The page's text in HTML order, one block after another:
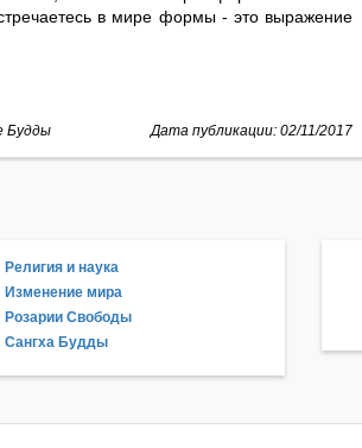
в мире формы - это выражение
Дата публикации: 02/11/2017
Будды
Религия и наука
Изменение мира
Розарии Свободы
Сангха Будды